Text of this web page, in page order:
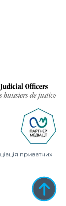
приватних